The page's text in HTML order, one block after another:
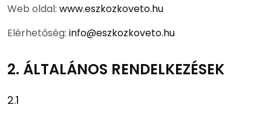
Web oldal: www.eszkozkoveto.hu
Elérhetőség: info@eszkozkoveto.hu
2. ÁLTALÁNOS RENDELKEZÉSEK
2.1